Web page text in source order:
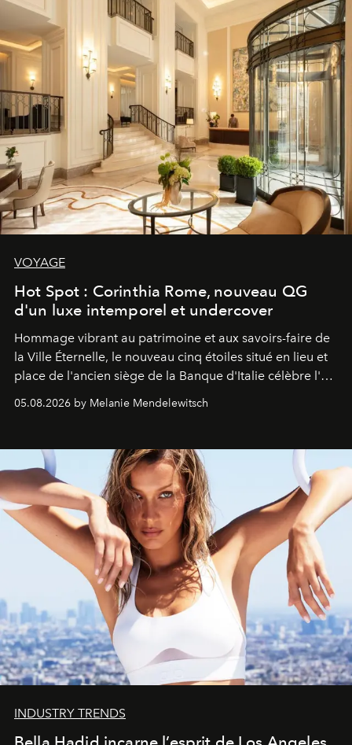
VOYAGE
Hot Spot : Corinthia Rome, nouveau QG
d'un luxe intemporel et undercover
Hommage vibrant au patrimoine et aux savoirs-faire de
la Ville Éternelle, le nouveau cinq étoiles situé en lieu et
place de l'ancien siège de la Banque d'Italie célèbre l'art
de vivre Romain dans toute son élégance intemporelle.
05.08.2026 by Melanie Mendelewitsch
INDUSTRY TRENDS